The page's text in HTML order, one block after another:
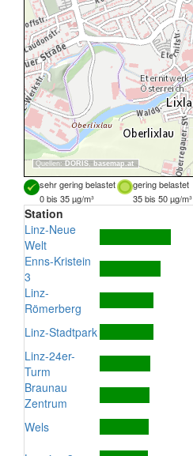
Quellen: DORIS, basemap.at
sehr gering belastet gering belastet
0 bis 35 µg/m³
35 bis 50 µg/m³
Station
Linz-Neue
Welt
Enns-Kristein
3
Linz-
Römerberg
Linz-Stadtpark
Linz-24er-
Turm
Braunau
Zentrum
Wels